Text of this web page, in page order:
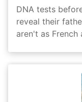
DNA tests
reveal their
aren't as French